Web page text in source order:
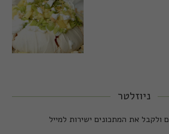
ניוזלטר
ולקבל את המתכונים ישירות למייל